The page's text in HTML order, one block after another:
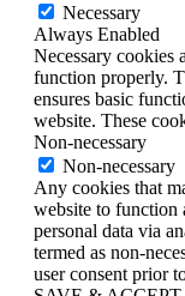
Necessary
Always Enabled
Necessary cookies
function properly.
ensures basic
website. These
Non-necessary
Non-necessary
Any cookies that
website to function
personal data via
termed as non-
user consent prior